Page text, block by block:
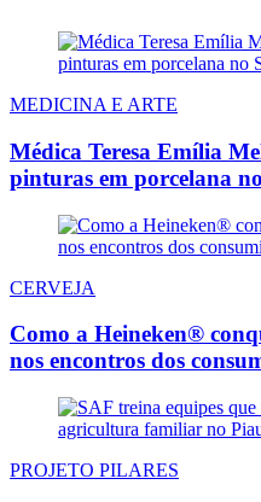
MEDICINA E ARTE
Médica Teresa Emília
pinturas em porcelana
CERVEJA
Como a Heineken®
nos encontros dos
PROJETO PILARES